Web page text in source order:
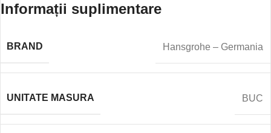
Informații suplimentare
BRAND Hansgrohe – Germania
UNITATE MASURA BUC